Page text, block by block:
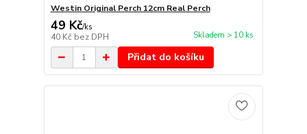
Westin Original Perch 12cm Real Perch
49 Kč/ks
40 Kč bez DPH Skladem > 10 ks
Přidat do košíku